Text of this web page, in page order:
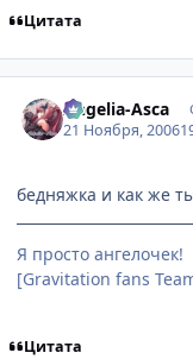
Цитата
Angelia-Asca
21 Ноября, 2006
бедняжка и как же
Я просто ангелочек!
[Gravitation fans
Цитата